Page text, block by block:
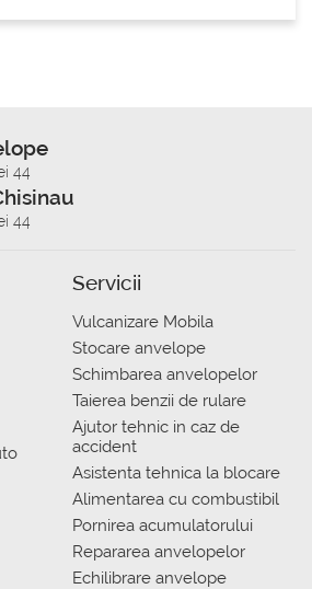
44
44
Servicii
Vulcanizare Mobila
Stocare anvelope
Schimbarea anvelopelor
Taierea benzii de rulare
Ajutor tehnic in caz de
accident
Asistenta tehnica la blocare
Alimentarea cu combustibil
Pornirea acumulatorului
Repararea anvelopelor
Echilibrare anvelope